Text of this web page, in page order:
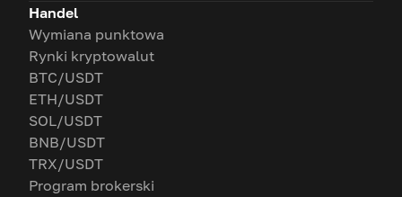
Handel
Wymiana punktowa
Rynki kryptowalut
BTC/USDT
ETH/USDT
SOL/USDT
BNB/USDT
TRX/USDT
Program brokerski